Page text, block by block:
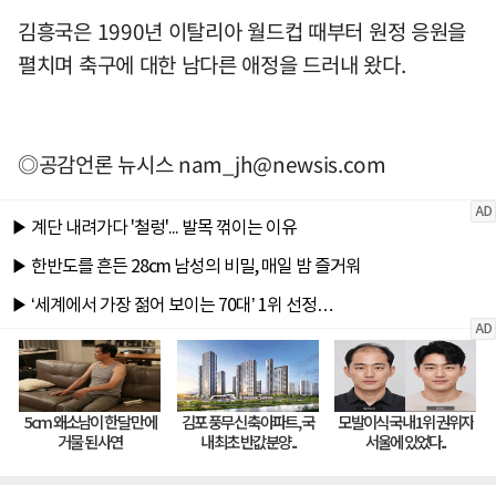
김흥국은 1990년 이탈리아 월드컵 때부터 원정 응원을
펼치며 축구에 대한 남다른 애정을 드러내 왔다.
◎공감언론 뉴시스nam_jh@newsis.com